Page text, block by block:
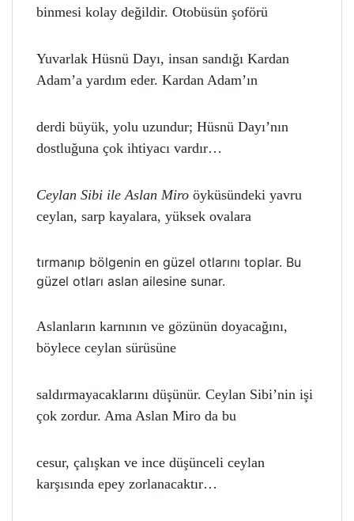
binmesi kolay değildir. Otobüsün şoförü
Yuvarlak Hüsnü Dayı, insan sandığı Kardan
Adam’a yardım eder. Kardan Adam’ın
derdi büyük, yolu uzundur; Hüsnü Dayı’nın
dostluğuna çok ihtiyacı vardır…
Ceylan Sibi ile Aslan Miro öyküsündeki yavru
ceylan, sarp kayalara, yüksek ovalara
tırmanıp bölgenin en güzel otlarını toplar. Bu
güzel otları aslan ailesine sunar.
Aslanların karnının ve gözünün doyacağını,
böylece ceylan sürüsüne
saldırmayacaklarını düşünür. Ceylan Sibi’nin işi
çok zordur. Ama Aslan Miro da bu
cesur, çalışkan ve ince düşünceli ceylan
karşısında epey zorlanacaktır…